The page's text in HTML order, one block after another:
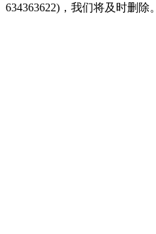
634363622)，我们将及时删除。